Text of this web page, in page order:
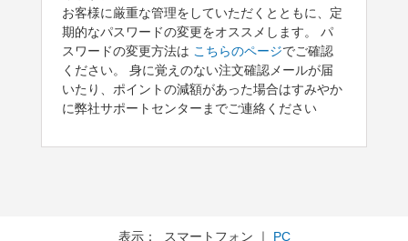
お客様に厳重な管理をしていただくとともに、定
期的なパスワードの変更をオススメします。 パ
スワードの変更方法は こちらのページでご確認
ください。 身に覚えのない注文確認メールが届
いたり、ポイントの減額があった場合はすみやか
に弊社サポートセンターまでご連絡ください
表示： スマートフォン ｜ PC